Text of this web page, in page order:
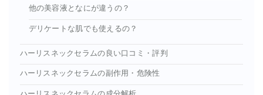
他の美容液となにが違うの？
デリケートな肌でも使えるの？
ハーリスネックセラムの良い口コミ・評判
ハーリスネックセラムの副作用・危険性